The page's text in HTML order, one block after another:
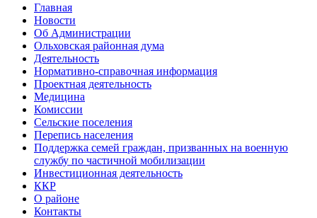
Главная
Новости
Об Администрации
Ольховская районная дума
Деятельность
Нормативно-справочная информация
Проектная деятельность
Медицина
Комиссии
Сельские поселения
Перепись населения
Поддержка семей граждан, призванных на военную
службу по частичной мобилизации
Инвестиционная деятельность
ККР
О районе
Контакты